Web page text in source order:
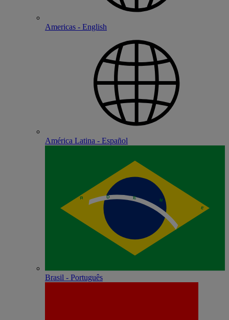
Americas - English
América Latina - Español
Brasil - Português